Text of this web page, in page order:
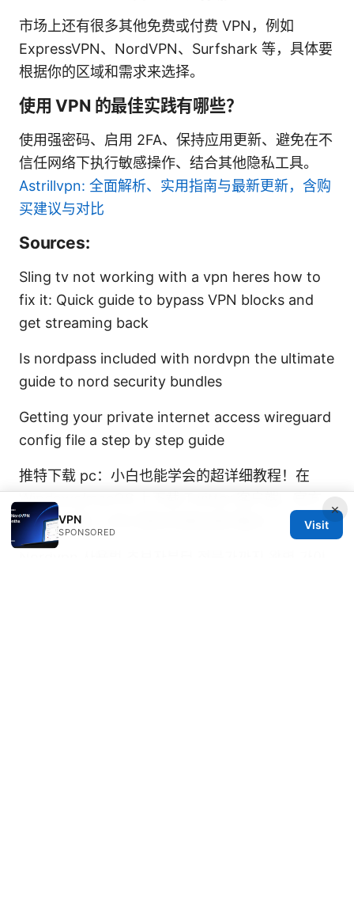
市场上还有很多其他免费或付费 VPN，例如
ExpressVPN、NordVPN、Surfshark 等，具体要
根据你的区域和需求来选择。
使用 VPN 的最佳实践有哪些？
使用强密码、启用 2FA、保持应用更新、避免在不
信任网络下执行敏感操作、结合其他隐私工具。
Astrillvpn: 全面解析、实用指南与最新更新，含购
买建议与对比
Sources:
Sling tv not working with a vpn heres how to
fix it: Quick guide to bypass VPN blocks and
get streaming back
Is nordpass included with nordvpn the ultimate
guide to nord security bundles
Getting your private internet access wireguard
config file a step by step guide
推特下载 pc：小白也能学会的超详细教程！在
Windows/macOS 上下载 Twitter 客户端、官方
与替代方案、VPN 使用与隐私保护要点
×
VPN
SPONSORED
Visit